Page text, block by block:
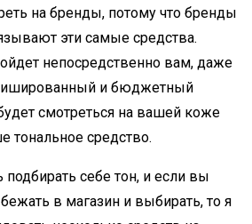
на бренды, потому что бренды
эти самые средства.
непосредственно вам, даже
и бюджетный
смотреться на вашей коже
тональное средство.
себе тон, и если вы
в магазин и выбирать, то я